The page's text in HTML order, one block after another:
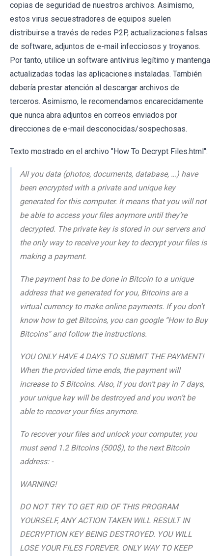
copias de seguridad de nuestros archivos. Asimismo,
estos virus secuestradores de equipos suelen
distribuirse a través de redes P2P, actualizaciones falsas
de software, adjuntos de e-mail infecciosos y troyanos.
Por tanto, utilice un software antivirus legítimo y mantenga
actualizadas todas las aplicaciones instaladas. También
debería prestar atención al descargar archivos de
terceros. Asimismo, le recomendamos encarecidamente
que nunca abra adjuntos en correos enviados por
direcciones de e-mail desconocidas/sospechosas.
Texto mostrado en el archivo "How To Decrypt Files.html":
All you data (photos, documents, database, …) have
been encrypted with a private and unique key
generated for this computer. It means that you will not
be able to access your files anymore until they’re
decrypted. The private key is stored in our servers and
the only way to receive your key to decrypt your files is
making a payment.
The payment has to be done in Bitcoin to a unique
address that we generated for you, Bitcoins are a
virtual currency to make online payments. If you don’t
know how to get Bitcoins, you can google “How to Buy
Bitcoins” and follow the instructions.
YOU ONLY HAVE 4 DAYS TO SUBMIT THE PAYMENT!
When the provided time ends, the payment will
increase to 5 Bitcoins. Also, if you don’t pay in 7 days,
your unique kay will be destroyed and you won’t be
able to recover your files anymore.
To recover your files and unlock your computer, you
must send 1.2 Bitcoins (500$), to the next Bitcoin
address: -
WARNING!
DO NOT TRY TO GET RID OF THIS PROGRAM
YOURSELF, ANY ACTION TAKEN WILL RESULT IN
DECRYPTION KEY BEING DESTROYED. YOU WILL
LOSE YOUR FILES FOREVER. ONLY WAY TO KEEP